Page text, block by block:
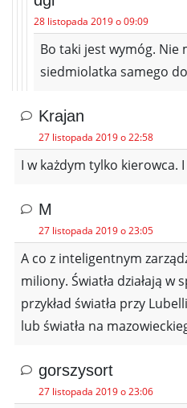
28 listopada 2019 o 09:09
Bo taki jest wymóg. Nie
siedmiolatka samego do
Krajan
27 listopada 2019 o 22:58
I w każdym tylko kierowca.
M
27 listopada 2019 o 23:05
A co z inteligentnym
miliony. Światła działają
przykład światła przy
lub światła na
gorszysort
27 listopada 2019 o 23:06